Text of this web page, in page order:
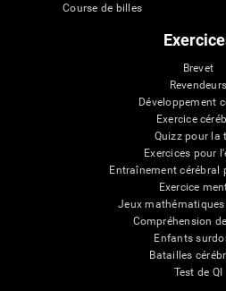
Course de billes
Brevet
Revendeurs
Développement
Exercice
Quizz pour la
Exercices pour
Entraînement cérébral
Exercice
Jeux
Compréhension
Enfants
Batailles
Test de QI